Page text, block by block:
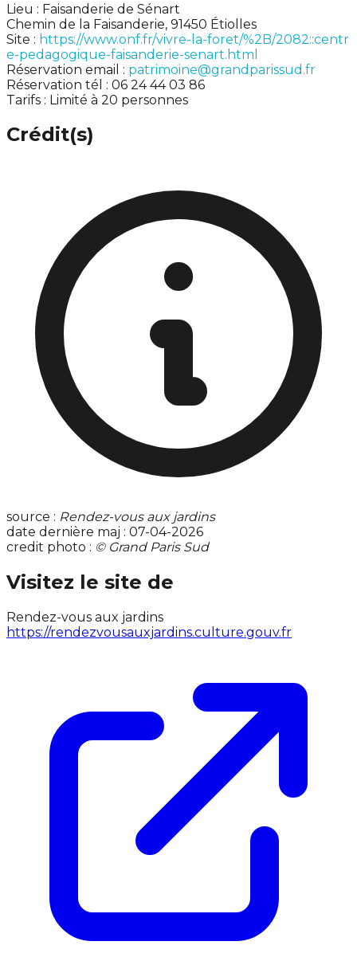
Lieu : Faisanderie de Sénart
Chemin de la Faisanderie, 91450 Étiolles
Site : https://www.onf.fr/vivre-la-foret/%2B/2082::centr
e-pedagogique-faisanderie-senart.html
Réservation email : patrimoine@grandparissud.fr
Réservation tél : 06 24 44 03 86
Tarifs : Limité à 20 personnes
Crédit(s)
source : Rendez-vous aux jardins
date dernière maj : 07-04-2026
credit photo : © Grand Paris Sud
Visitez le site de
Rendez-vous aux jardins
https://rendezvousauxjardins.culture.gouv.fr